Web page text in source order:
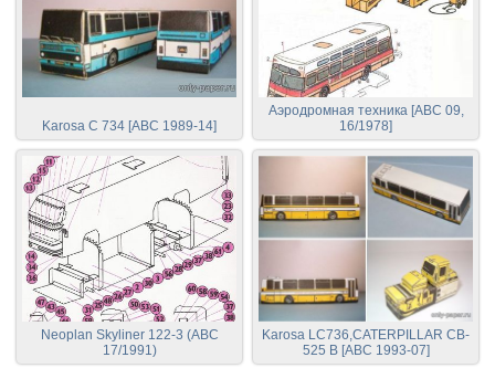
Karosa C 734 [ABC 1989-14]
Аэродромная техника [АВС 09,
16/1978]
Neoplan Skyliner 122-3 (ABC
17/1991)
Karosa LC736,CATERPILLAR CB-
525 B [ABC 1993-07]